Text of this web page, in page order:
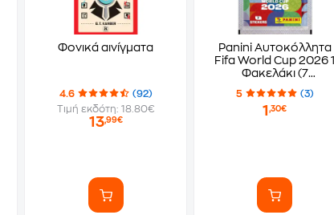
Φονικά αινίγματα
4.6
(92)
Τιμή εκδότη: 18.80€
13,99€
Panini Αυτοκόλλητα
Fifa World Cup 2026 1
Φακελάκι (7
Αυτοκόλλητα)
5 (3)
1,30€